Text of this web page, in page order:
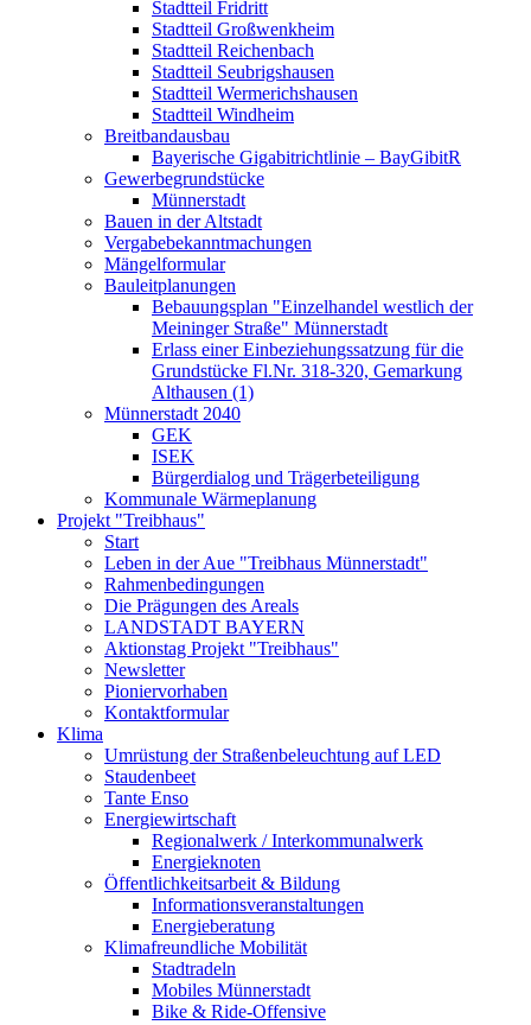
Stadtteil Fridritt
Stadtteil Großwenkheim
Stadtteil Reichenbach
Stadtteil Seubrigshausen
Stadtteil Wermerichshausen
Stadtteil Windheim
Breitbandausbau
Bayerische Gigabitrichtlinie – BayGibitR
Gewerbegrundstücke
Münnerstadt
Bauen in der Altstadt
Vergabebekanntmachungen
Mängelformular
Bauleitplanungen
Bebauungsplan "Einzelhandel westlich der
Meininger Straße" Münnerstadt
Erlass einer Einbeziehungssatzung für die
Grundstücke Fl.Nr. 318-320, Gemarkung
Althausen (1)
Münnerstadt 2040
GEK
ISEK
Bürgerdialog und Trägerbeteiligung
Kommunale Wärmeplanung
Projekt "Treibhaus"
Start
Leben in der Aue "Treibhaus Münnerstadt"
Rahmenbedingungen
Die Prägungen des Areals
LANDSTADT BAYERN
Aktionstag Projekt "Treibhaus"
Newsletter
Pioniervorhaben
Kontaktformular
Klima
Umrüstung der Straßenbeleuchtung auf LED
Staudenbeet
Tante Enso
Energiewirtschaft
Regionalwerk / Interkommunalwerk
Energieknoten
Öffentlichkeitsarbeit & Bildung
Informationsveranstaltungen
Energieberatung
Klimafreundliche Mobilität
Stadtradeln
Mobiles Münnerstadt
Bike & Ride-Offensive